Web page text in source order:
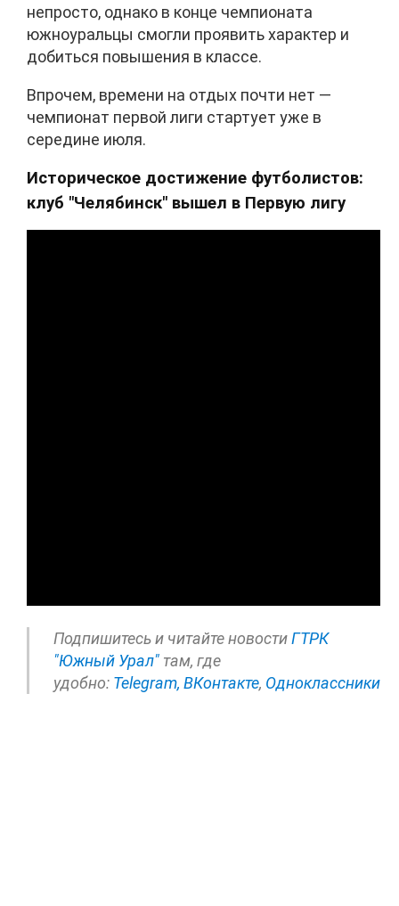
непросто, однако в конце чемпионата
южноуральцы смогли проявить характер и
добиться повышения в классе.
Впрочем, времени на отдых почти нет —
чемпионат первой лиги стартует уже в
середине июля.
Историческое достижение футболистов:
клуб "Челябинск" вышел в Первую лигу
Подпишитесь и читайте новостиГТРК
"Южный Урал" там, где
удобно: Telegram, ВКонтакте, Одноклассники